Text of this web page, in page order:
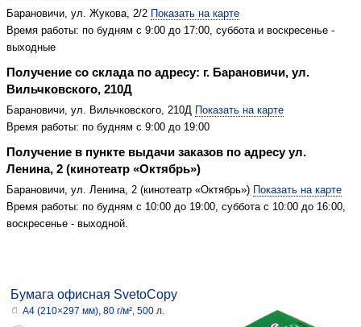
Барановичи, ул. Жукова, 2/2 Показать на карте
Время работы: по будням с 9:00 до 17:00, суббота и воскресенье -
выходные
Получение со склада по адресу: г. Барановичи, ул.
Вильчковского, 210Д
Барановичи, ул. Вильчковского, 210Д Показать на карте
Время работы: по будням с 9:00 до 19:00
Получение в пункте выдачи заказов по адресу ул.
Ленина, 2 (кинотеатр «Октябрь»)
Барановичи, ул. Ленина, 2 (кинотеатр «Октябрь») Показать на карте
Время работы: по будням с 10:00 до 19:00, суббота с 10:00 до 16:00,
воскресенье - выходной.
Бумага офисная SvetoCopy
А4 (210×297 мм), 80 г/м², 500 л.